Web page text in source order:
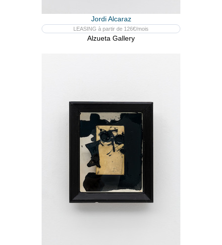
Jordi Alcaraz
LEASING à partir de 126€/mois
Alzueta Gallery